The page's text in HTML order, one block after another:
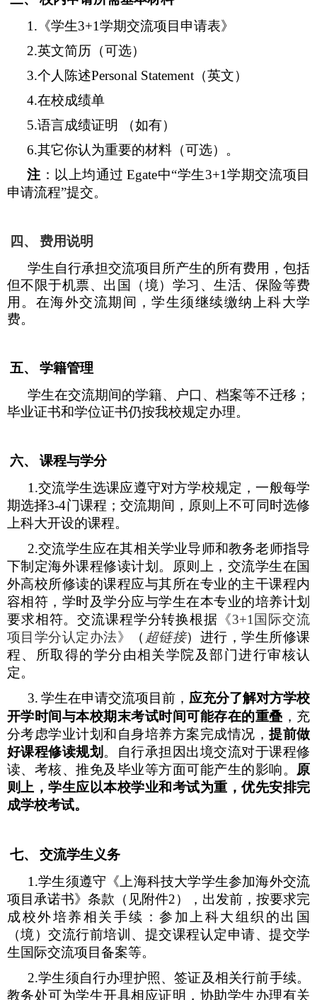
1. 《学生3+1学期交流项目申请表》
2.英文简历（可选）
3.个人陈述Personal Statement （英文）
4.在校成绩单
5.语言成绩证明 （如有）
6.其它你认为重要的材料（可选）。
注 ：以上均通过 Egate中“学生3+1学期交流项目
申请流程”提交。
四、
费用说明
学生自行承担交流项目所产生的所有费用，包括
但不限于机票、出国（境）学习、生活、保险等费
用。在海外交流期间，学生须继续缴纳上科大学
费。
五、
学籍管理
学生在交流期间的学籍、户口、档案等不迁移；
毕业证书和学位证书仍按我校规定办理。
六、
课程与学分
1.交流学生选课应遵守对方学校规定，一般每学
期选择3-4门课程；交流期间，原则上不可同时选修
上科大开设的课程。
2.交流学生应在其相关学业导师和教务老师指导
下制定海外课程修读计划。原则上，交流学生在国
外高校所修读的课程应与其所在专业的主干课程内
容相符，学时及学分应与学生在本专业的培养计划
要求相符。交流课程学分转换根据 《3+1 国际交流
项目学分认定办法》
（ 超链接）进行，学生所修课
程、所取得的学分由相关学院及部门进行审核认
定。
3. 学生在申请交流项目前， 应充分了解对方学校
开学时间与本校期末考试时间可能存在的重叠 ，充
分考虑学业计划和自身培养方案完成情况，提前做
好课程修读规划 。自行承担因出境交流对于课程修
读、考核、推免及毕业等方面可能产生的影响。 原
则上，学生应以本校学业和考试为重，优先安排完
成学校考试。
七、
交流学生义务
1.学生须遵守《 上海科技大学学生参加海外交流
项目承诺书》条款（见附件2），出发前，按要求完
成校外培养相关手续：参加上科大组织的出国
（境）交流行前培训、提交课程认定申请、提交学
生国际交流项目备案等。
2.学生须自行办理护照、签证及相关行前手续。
教务处可为学生开具相应证明，协助学生办理有关